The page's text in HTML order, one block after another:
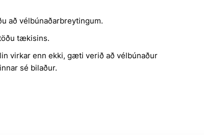
að vélbúnaðarbreytingum.
tækisins.
virkar enn ekki, gæti verið að vélbúnaður
sé bilaður.